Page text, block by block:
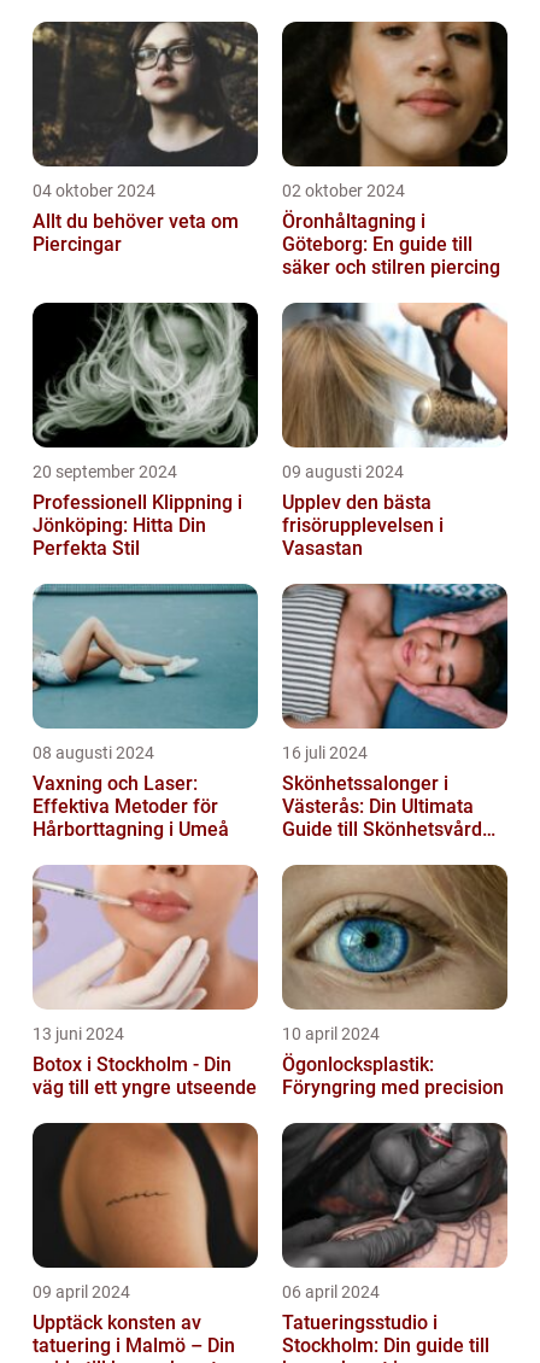
04 oktober 2024
Allt du behöver veta om
Piercingar
02 oktober 2024
Öronhåltagning i
Göteborg: En guide till
säker och stilren piercing
20 september 2024
Professionell Klippning i
Jönköping: Hitta Din
Perfekta Stil
09 augusti 2024
Upplev den bästa
frisörupplevelsen i
Vasastan
08 augusti 2024
Vaxning och Laser:
Effektiva Metoder för
Hårborttagning i Umeå
16 juli 2024
Skönhetssalonger i
Västerås: Din Ultimata
Guide till Skönhetsvård
13 juni 2024
Botox i Stockholm - Din
väg till ett yngre utseende
10 april 2024
Ögonlocksplastik:
Föryngring med precision
09 april 2024
Upptäck konsten av
tatuering i Malmö – Din
06 april 2024
Tatueringsstudio i
Stockholm: Din guide till